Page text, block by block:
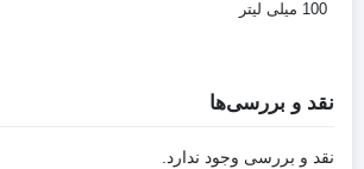
100 میلی لیتر
نقد و بررسی‌ها
نقد و بررسی وجود ندارد.